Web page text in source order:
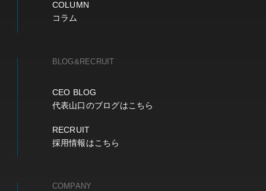
COLUMN
コラム
BLOG&RECRUIT
CEO BLOG
代表山口のブログはこちら
RECRUIT
採用情報はこちら
COMPANY